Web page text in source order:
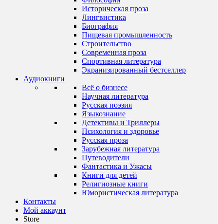
Историческая проза
Лингвистика
Биография
Пищевая промышленность
Строительство
Современная проза
Спортивная литература
Экранизированный бестселлер
Аудиокниги
Всё о бизнесе
Научная литература
Русская поэзия
Языкознание
Детективы и Триллеры
Психология и здоровье
Русская проза
Зарубежная литература
Путеводители
Фантастика и Ужасы
Книги для детей
Религиозные книги
Юмористическая литература
Контакты
Мой аккаунт
Store